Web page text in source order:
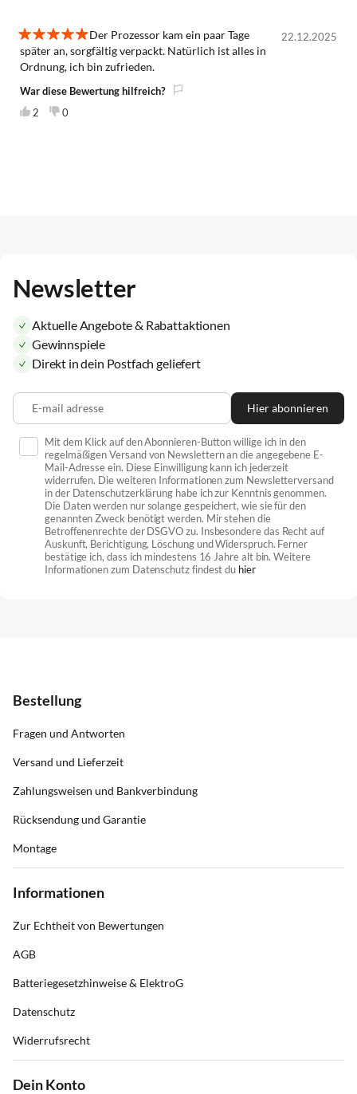
5
22.12.2025
Der Prozessor kam ein paar Tage
später an, sorgfältig verpackt. Natürlich ist alles in
Ordnung, ich bin zufrieden.
War diese Bewertung hilfreich?
2
0
Newsletter
Aktuelle Angebote & Rabattaktionen
Gewinnspiele
Direkt in dein Postfach geliefert
E-mail adresse Hier abonnieren
Mit dem Klick auf den Abonnieren-Button willige ich in den
regelmäßigen Versand von Newslettern an die angegebene E-
Mail-Adresse ein. Diese Einwilligung kann ich jederzeit
widerrufen. Die weiteren Informationen zum Newsletterversand
in der Datenschutzerklärung habe ich zur Kenntnis genommen.
Die Daten werden nur solange gespeichert, wie sie für den
genannten Zweck benötigt werden. Mir stehen die
Betroffenenrechte der DSGVO zu. Insbesondere das Recht auf
Auskunft, Berichtigung, Löschung und Widerspruch. Ferner
bestätige ich, dass ich mindestens 16 Jahre alt bin. Weitere
Informationen zum Datenschutz findest du hier
Bestellung
Fragen und Antworten
Versand und Lieferzeit
Zahlungsweisen und Bankverbindung
Rücksendung und Garantie
Montage
Informationen
Zur Echtheit von Bewertungen
AGB
Batteriegesetzhinweise & ElektroG
Datenschutz
Widerrufsrecht
Dein Konto